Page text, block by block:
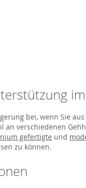
bei, wenn Sie
verschiedenen
gefertigte und
zu können.